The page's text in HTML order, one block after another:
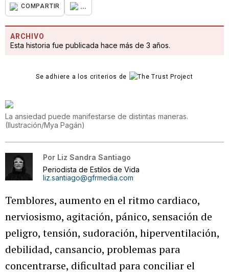
COMPARTIR ...
ARCHIVO
Esta historia fue publicada hace más de 3 años.
Se adhiere a los criterios de
La ansiedad puede manifestarse de distintas maneras.
(Ilustración/Mya Pagán)
Por Liz Sandra Santiago
Periodista de Estilos de Vida
liz.santiago@gfrmedia.com
Temblores, aumento en el ritmo cardiaco,
nerviosismo, agitación, pánico, sensación de
peligro, tensión, sudoración, hiperventilación,
debilidad, cansancio, problemas para
concentrarse, dificultad para conciliar el